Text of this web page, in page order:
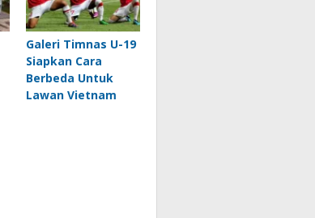
Galeri Timnas U-19
Siapkan Cara
Berbeda Untuk
Lawan Vietnam